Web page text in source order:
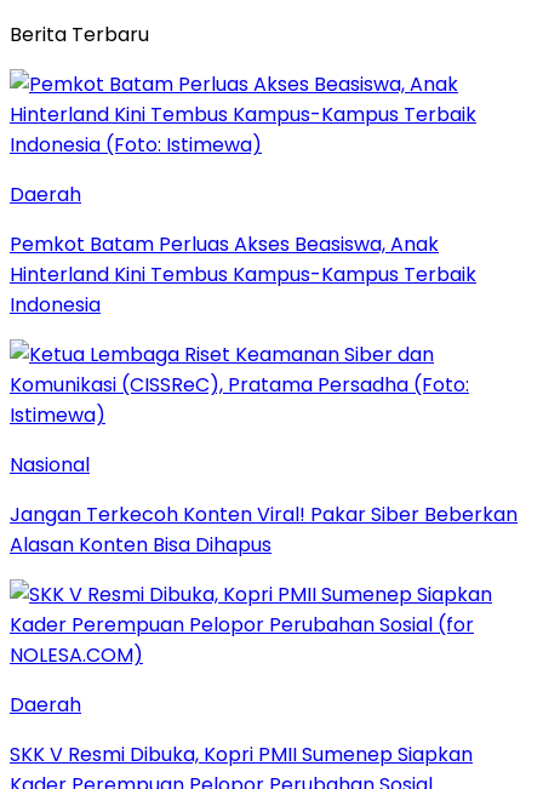
Berita Terbaru
Daerah
Pemkot Batam Perluas Akses Beasiswa, Anak
Hinterland Kini Tembus Kampus-Kampus Terbaik
Indonesia
Nasional
Jangan Terkecoh Konten Viral! Pakar Siber Beberkan
Alasan Konten Bisa Dihapus
Daerah
SKK V Resmi Dibuka, Kopri PMII Sumenep Siapkan